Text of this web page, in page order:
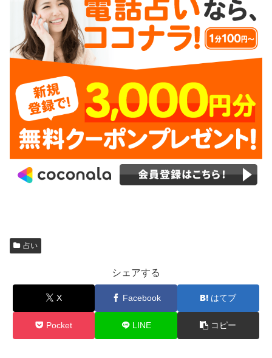
占い
シェアする
X Facebook はてブ
Pocket LINE コピー